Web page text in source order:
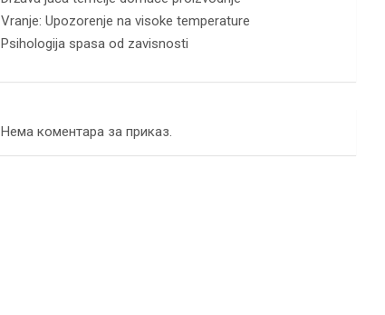
Vranje: Upozorenje na visoke temperature
Psihologija spasa od zavisnosti
Нема коментара за приказ.